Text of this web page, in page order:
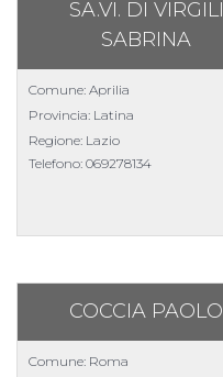
SA.VI. DI VIRGILI
SABRINA
Comune: Aprilia
Provincia: Latina
Regione: Lazio
Telefono: 069278134
COCCIA PAOLO
Comune: Roma